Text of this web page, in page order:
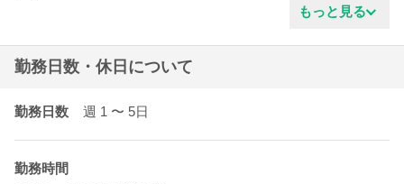
もっと見る
勤務日数・休日について
勤務日数 週 1 〜 5日
勤務時間